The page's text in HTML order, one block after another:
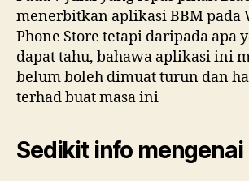
menerbitkan aplikasi BBM pada
Phone Store tetapi daripada apa
dapat tahu, bahawa aplikasi ini
belum boleh dimuat turun dan
terhad buat masa ini
Sedikit info mengenai